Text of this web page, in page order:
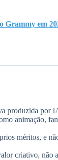
Grammy em
produzida por
animação,
méritos, e
criativo, não